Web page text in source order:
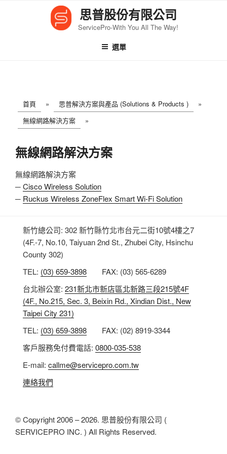
思普股份有限公司
ServicePro-With You All The Way!
選單
首頁 » 思普解決方案與產品 (Solutions & Products )
»
無線網路解決方案
»
無線網路解決方案
無線網路解決方案
─Cisco Wireless Solution
─ Ruckus Wireless ZoneFlex Smart Wi-Fi Solution
新竹總公司: 302 新竹縣竹北市台元二街10號4樓之7
(4F.-7, No.10, Taiyuan 2nd St., Zhubei City, Hsinchu
County 302)
TEL: (03) 659-3898
FAX: (03) 565-6289
台北辦公室: 231新北市新店區北新路三段215號4F
(4F., No.215, Sec. 3, Beixin Rd., Xindian Dist., New
Taipei City 231)
TEL: (03) 659-3898
FAX: (02) 8919-3344
客戶服務免付費電話: 0800-035-538
E-mail: callme@servicepro.com.tw
連絡我們
© Copyright 2006 – 2026. 思普股份有限公司 (
SERVICEPRO INC. ) All Rights Reserved.